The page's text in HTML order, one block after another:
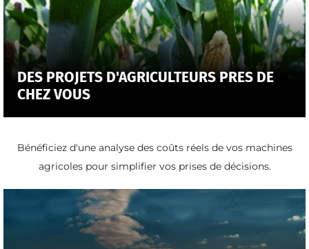
DES PROJETS D'AGRICULTEURS PRES DE
CHEZ VOUS
Bénéficiez d'une analyse des coûts réels de vos machines
agricoles pour simplifier vos prises de décisions.